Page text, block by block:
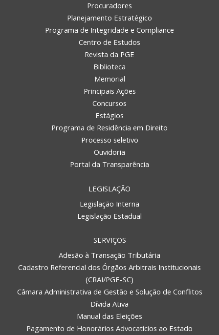
Procuradores
Planejamento Estratégico
Programa de Integridade e Compliance
Centro de Estudos
Revista da PGE
Biblioteca
Memorial
Principais Ações
Concursos
Estágios
Programa de Residência em Direito
Processo seletivo
Ouvidoria
Portal da Transparência
LEGISLAÇÃO
Legislação Interna
Legislação Estadual
SERVIÇOS
Adesão à Transação Tributária
Cadastro Referencial dos Órgãos Arbitrais Institucionais
(CRAI/PGE-SC)
Câmara Administrativa de Gestão e Solução de Conflitos
Dívida Ativa
Manual das Eleições
Pagamento de Honorários Advocatícios ao Estado